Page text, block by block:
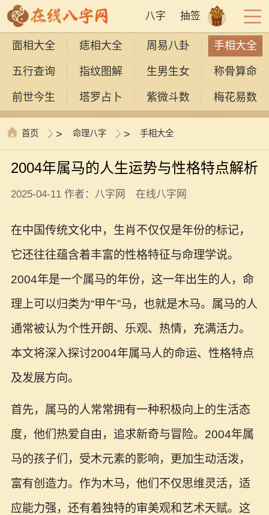
八字 抽签
面相大全 痣相大全 周易八卦 手相大全
五行查询 指纹图解 生男生女 称骨算命
前世今生 塔罗占卜 紫微斗数 梅花易数
首页 > 命理八字 > 手相大全
2004年属马的人生运势与性格特点解析
2025-04-11 作者：八字网 在线八字网
在中国传统文化中，生肖不仅仅是年份的标记，
它还往往蕴含着丰富的性格特征与命理学说。
2004年是一个属马的年份，这一年出生的人，命
理上可以归类为“甲午”马，也就是木马。属马的人
通常被认为个性开朗、乐观、热情，充满活力。
本文将深入探讨2004年属马人的命运、性格特点
及发展方向。
首先，属马的人常常拥有一种积极向上的生活态
度，他们热爱自由，追求新奇与冒险。2004年属
马的孩子们，受木元素的影响，更加生动活泼，
富有创造力。作为木马，他们不仅思维灵活，适
应能力强，还有着独特的审美观和艺术天赋。这